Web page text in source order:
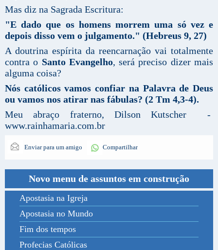
Mas diz na Sagrada Escritura:
"E dado que os homens morrem uma só vez e
depois disso vem o julgamento." (Hebreus 9, 27)
A doutrina espírita da reencarnação vai totalmente
contra o Santo Evangelho, será preciso dizer mais
alguma coisa?
Nós católicos vamos confiar na Palavra de Deus
ou vamos nos atirar nas fábulas? (2 Tm 4,3-4).
Meu abraço fraterno, Dilson Kutscher -
www.rainhamaria.com.br
Enviar para um amigo Compartilhar
Novo menu de assuntos em construção
Apostasia na Igreja
Apostasia no Mundo
Fim dos tempos
Profecias Católicas